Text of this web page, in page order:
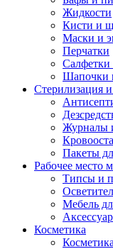
Жидкости
Кисти и
Маски и
Перчатки
Салфетки
Шапочки
Стерилизация
Журналы
Пакеты
Рабочее место
Типсы и
Мебель
Косметика